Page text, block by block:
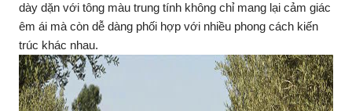
dày dặn với tông màu trung tính không chỉ mang lại cảm giác
êm ái mà còn dễ dàng phối hợp với nhiều phong cách kiến
trúc khác nhau.